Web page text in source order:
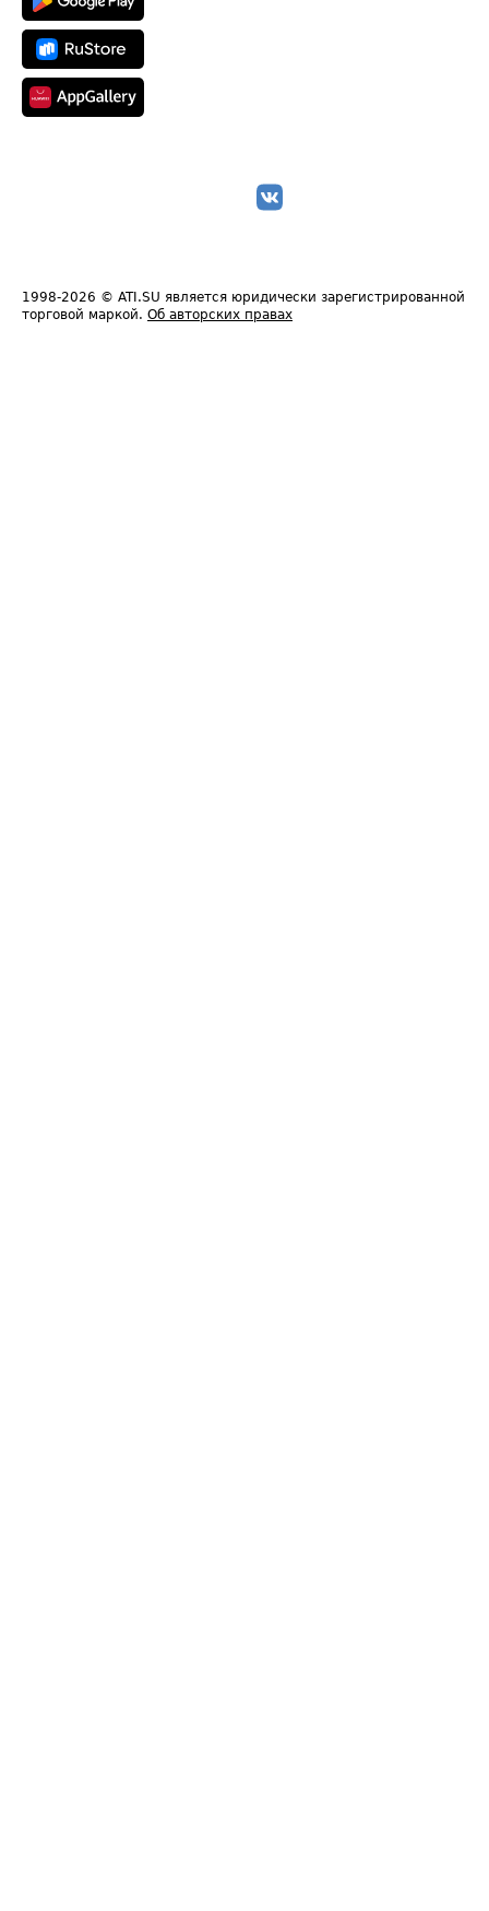
1998-2026 © ATI.SU является юридически зарегистрированной
торговой маркой. Об авторских правах